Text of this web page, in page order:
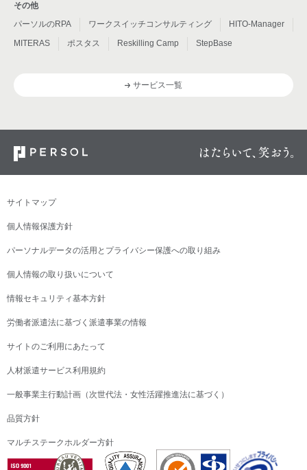
その他
パーソルのRPA
ワークスイッチコンサルティング
HITO-Manager
MITERAS
ポスタス Reskilling Camp StepBase
サービス一覧
サイトマップ
個人情報保護方針
パーソナルデータの活用とプライバシー保護への取り組み
個人情報の取り扱いについて
情報セキュリティ基本方針
労働者派遣法に基づく派遣事業の情報
サイトのご利用にあたって
人材派遣サービス利用規約
一般事業主行動計画（次世代法・女性活躍推進法に基づく）
品質方針
マルチステークホルダー方針